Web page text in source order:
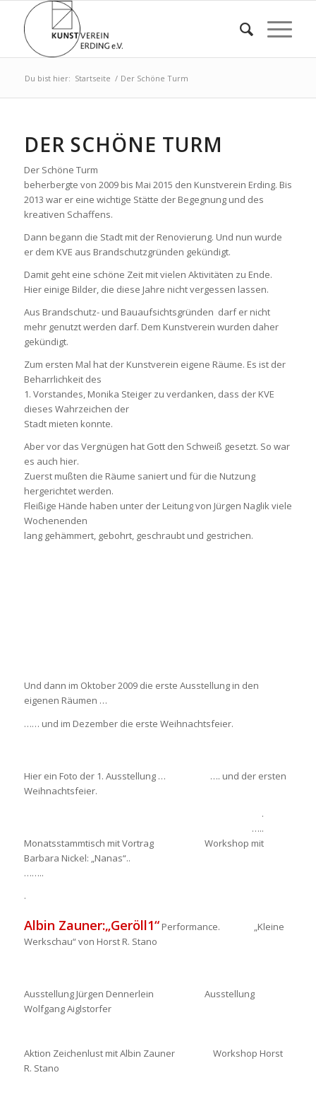
Du bist hier: Startseite / Der Schöne Turm
DER SCHÖNE TURM
Der Schöne Turm
beherbergte von 2009 bis Mai 2015 den Kunstverein Erding. Bis
2013 war er eine wichtige Stätte der Begegnung und des
kreativen Schaffens.
Dann begann die Stadt mit der Renovierung. Und nun wurde
er dem KVE aus Brandschutzgründen gekündigt.
Damit geht eine schöne Zeit mit vielen Aktivitäten zu Ende.
Hier einige Bilder, die diese Jahre nicht vergessen lassen.
Aus Brandschutz- und Bauaufsichtsgründen darf er nicht
mehr genutzt werden darf. Dem Kunstverein wurden daher
gekündigt.
Zum ersten Mal hat der Kunstverein eigene Räume. Es ist der
Beharrlichkeit des
1. Vorstandes, Monika Steiger zu verdanken, dass der KVE
dieses Wahrzeichen der
Stadt mieten konnte.
Aber vor das Vergnügen hat Gott den Schweiß gesetzt. So war
es auch hier.
Zuerst mußten die Räume saniert und für die Nutzung
hergerichtet werden.
Fleißige Hände haben unter der Leitung von Jürgen Naglik viele
Wochenenden
lang gehämmert, gebohrt, geschraubt und gestrichen.
Und dann im Oktober 2009 die erste Ausstellung in den
eigenen Räumen …
…… und im Dezember die erste Weihnachtsfeier.
Hier ein Foto der 1. Ausstellung … …. und der ersten
Weihnachtsfeier.
.
…..
Monatsstammtisch mit Vortrag Workshop mit
Barbara Nickel: „Nanas“..
……..
.
Albin Zauner:„Geröll1“Performance.
„Kleine
Werkschau“ von Horst R. Stano
Ausstellung Jürgen Dennerlein Ausstellung
Wolfgang Aiglstorfer
Aktion Zeichenlust mit Albin Zauner Workshop Horst
R. Stano